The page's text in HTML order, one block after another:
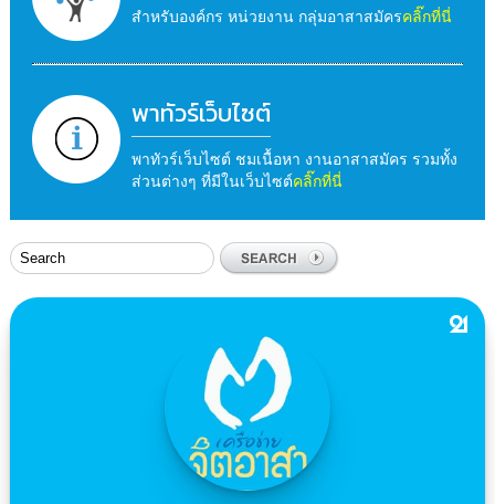
สำหรับองค์กร หน่วยงาน กลุ่มอาสาสมัครคลิ๊กที่นี่
พาทัวร์เว็บไซต์
พาทัวร์เว็บไซต์ ชมเนื้อหา งานอาสาสมัคร รวมทั้ง
ส่วนต่างๆ ที่มีในเว็บไซต์คลิ๊กที่นี่